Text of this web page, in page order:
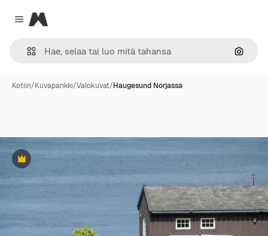
Close menu
Magnific
Hae
Kotiin/Kuvapankki/Valokuvat/Haugesund Norjassa
Premium